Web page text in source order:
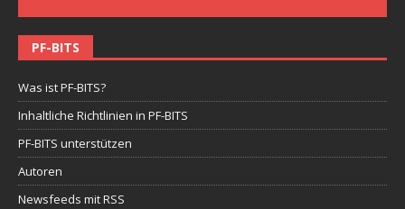
PF-BITS
Was ist PF-BITS?
Inhaltliche Richtlinien in PF-BITS
PF-BITS unterstützen
Autoren
Newsfeeds mit RSS